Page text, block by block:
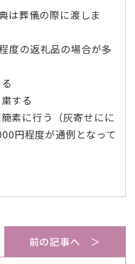
は葬儀の際に渡しま
度の返礼品の場合が多
する
素に行う（灰寄せにに
円程度が通例となって
前の記事へ ＞